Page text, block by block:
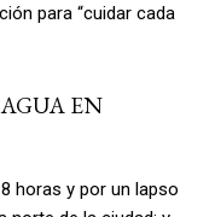
para “cuidar cada
EN
horas y por un lapso